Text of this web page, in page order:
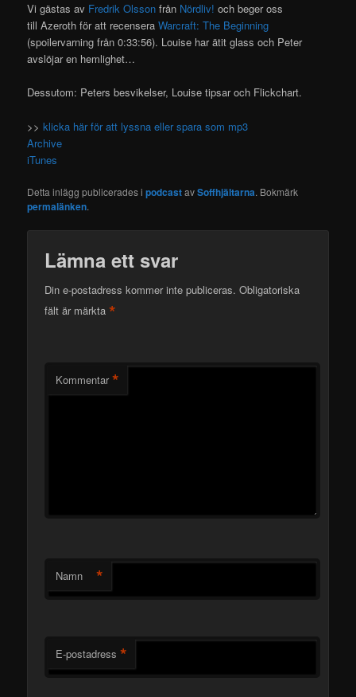
Vi gästas av Fredrik Olsson från Nördliv! och beger oss
till Azeroth för att recenseraWarcraft: The Beginning
(spoilervarning från 0:33:56). Louise har ätit glass och Peter
avslöjar en hemlighet…
Dessutom: Peters besvikelser, Louise tipsar och Flickchart.
>>klicka här för att lyssna eller spara som mp3
Archive
iTunes
Detta inlägg publicerades ipodcastavSoffhjältarna. Bokmärk
permalänken.
Lämna ett svar
Din e-postadress kommer inte publiceras. Obligatoriska
fält är märkta*
Kommentar *
Namn *
E-postadress *